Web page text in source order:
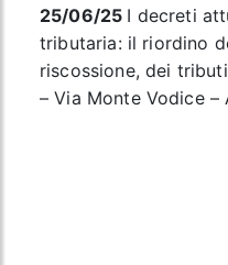
25/06/25 I decreti
tributaria: il riordino
riscossione, dei
– Via Monte Vodice –